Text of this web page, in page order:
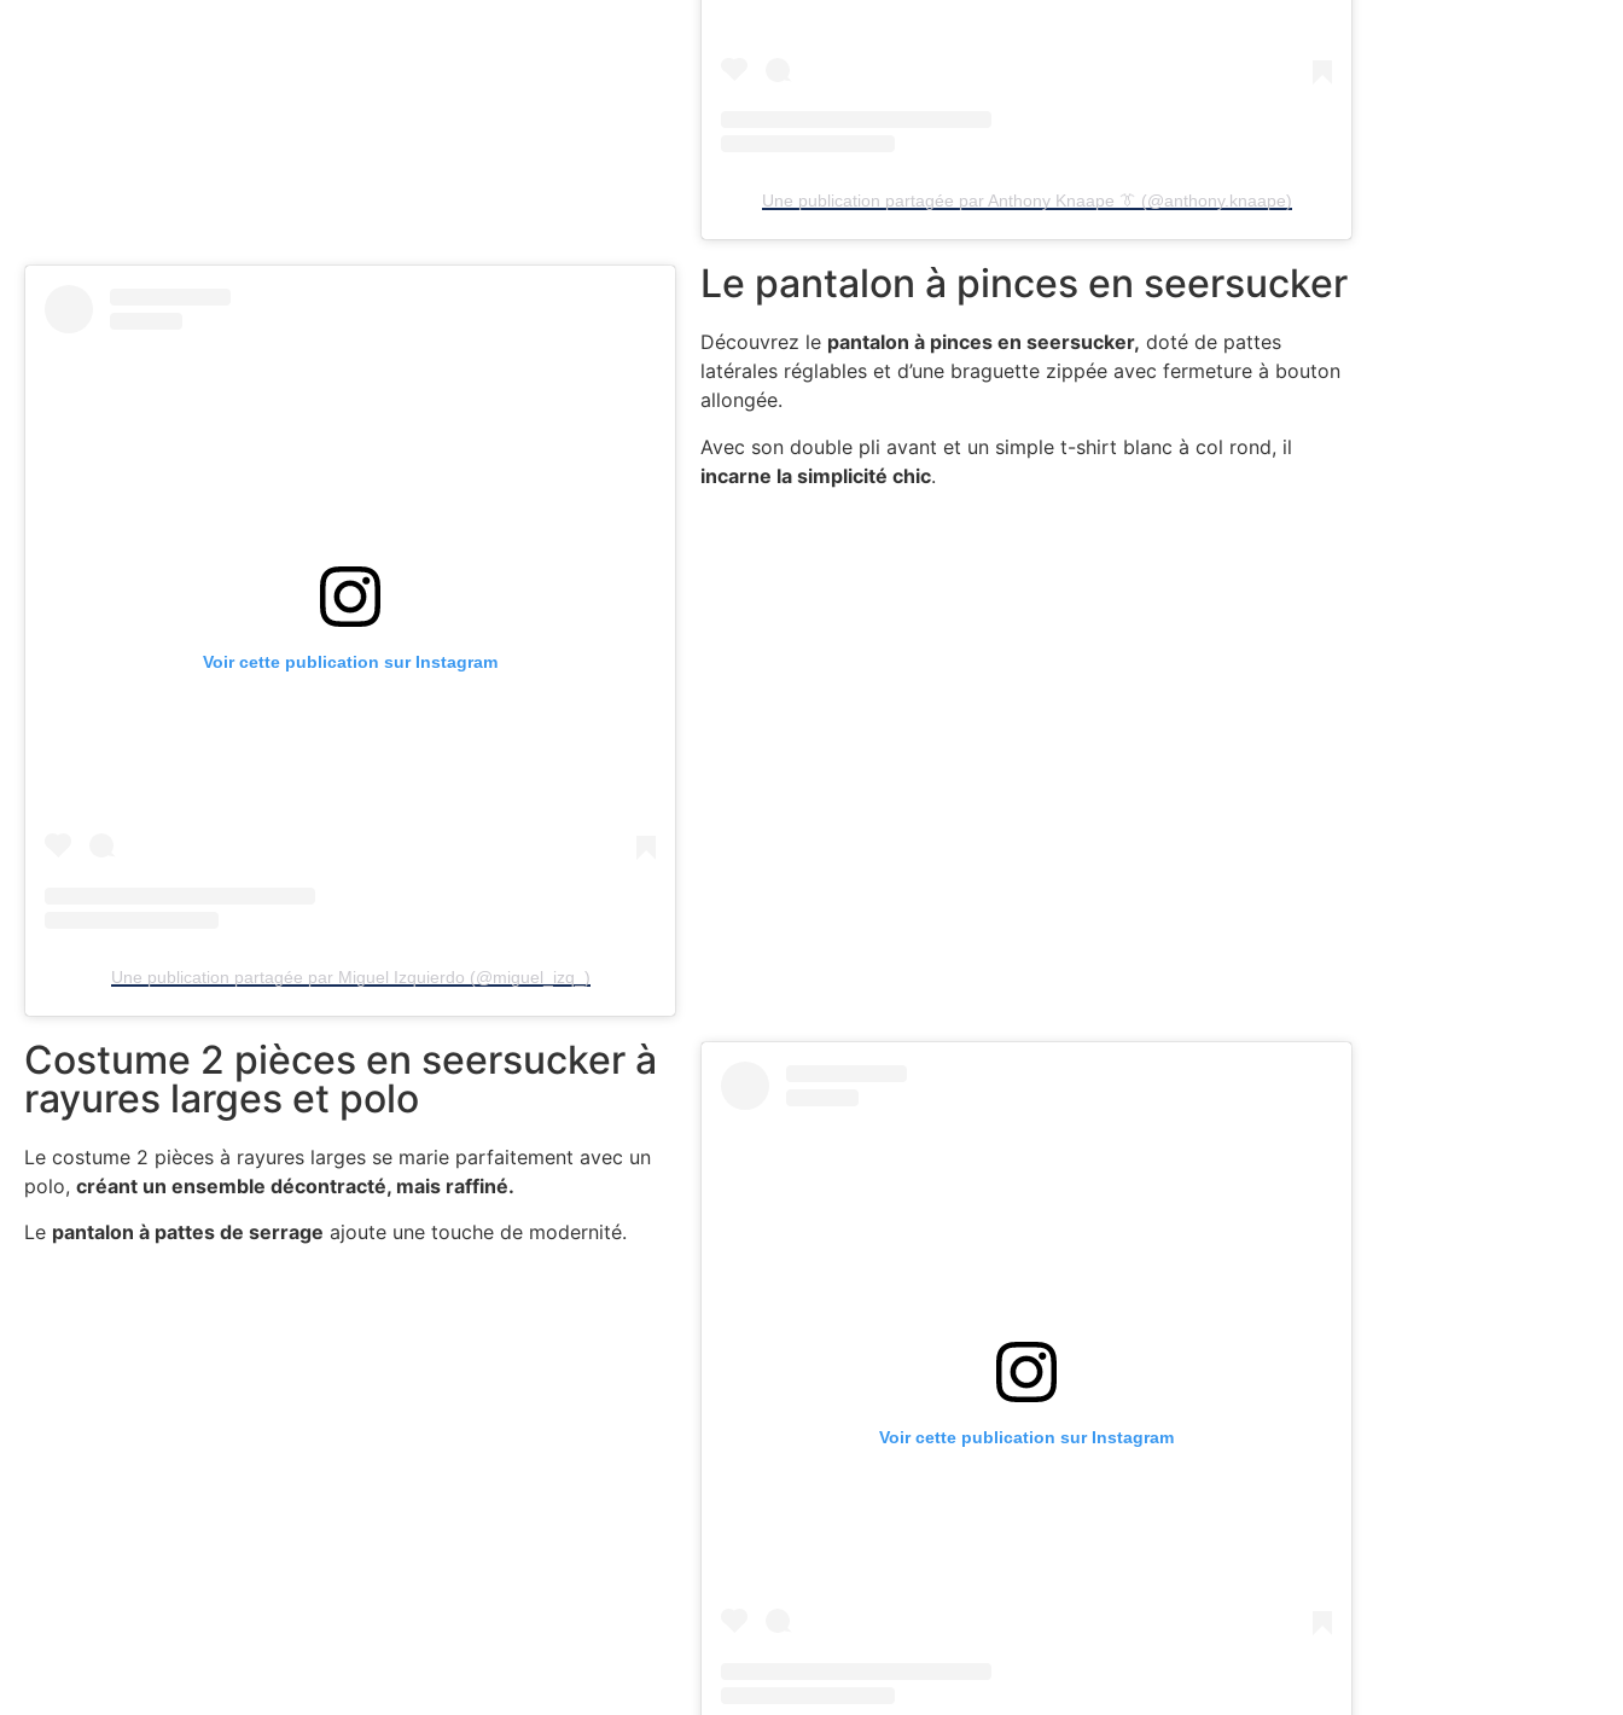
Une publication partagée par Anthony Knaape 👔 (@anthony.knaape)
Voir cette publication sur Instagram
Une publication partagée par Miguel Izquierdo (@miguel_izq_)
Le pantalon à pinces en seersucker
Découvrez le pantalon à pinces en seersucker, doté de pattes
latérales réglables et d’une braguette zippée avec fermeture à bouton
allongée.
Avec son double pli avant et un simple t-shirt blanc à col rond, il
incarne la simplicité chic.
Costume 2 pièces en seersucker à
rayures larges et polo
Le costume 2 pièces à rayures larges se marie parfaitement avec un
polo, créant un ensemble décontracté, mais raffiné.
Le pantalon à pattes de serrage ajoute une touche de modernité.
Voir cette publication sur Instagram